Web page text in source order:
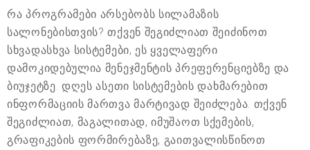
რა პროგრამები არსებობს სილამაზის
სალონებისთვის? თქვენ შეგიძლიათ შეიძინოთ
სხვადასხვა სისტემები, ეს ყველაფერი
დამოკიდებულია მენეჯმენტის პრეფერენციებზე და
ბიუჯეტზე. დღეს ასეთი სისტემების დახმარებით
ინფორმაციის მართვა მარტივად შეიძლება. თქვენ
შეგიძლიათ, მაგალითად, იმუშაოთ სქემების,
გრაფიკების ფორმირებაზე, გაითვალისწინოთ